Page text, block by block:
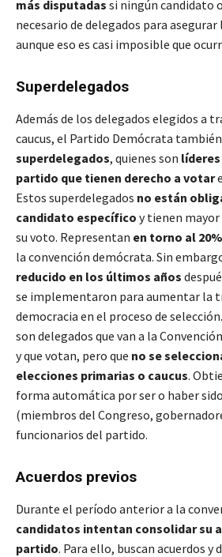
más disputadas si ningún candidato
necesario de delegados para
aunque eso es casi imposible que
Superdelegados
Además de los delegados elegidos a
caucus, el Partido Demócrata
superdelegados, quienes son
partido que tienen derecho a votar
Estos superdelegados no están
candidato específico y tienen
su voto. Representan en torno al 20%
la convención demócrata. Sin
reducido en los últimos años
se implementaron para aumentar la
democracia en el proceso de
son delegados que van a la
y que votan, pero que no se
elecciones primarias o caucus.
forma automática por ser o haber
(miembros del Congreso,
funcionarios del partido.
Acuerdos previos
Durante el período anterior a la
candidatos intentan consolidar su
partido. Para ello, buscan acuerdos y